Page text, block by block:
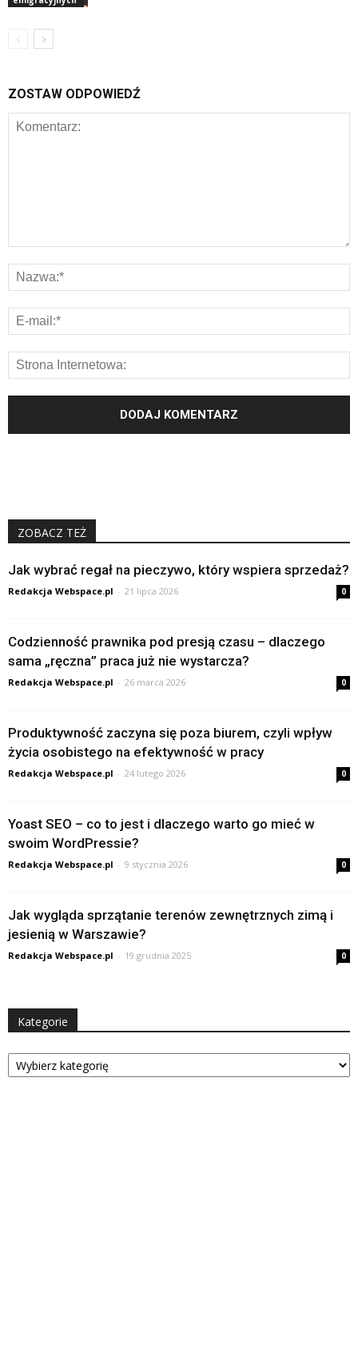
ZOSTAW ODPOWIEDŹ
ZOBACZ TEŻ
Jak wybrać regał na pieczywo, który wspiera sprzedaż?
Redakcja Webspace.pl - 21 lipca 2026 0
Codzienność prawnika pod presją czasu – dlaczego
sama „ręczna” praca już nie wystarcza?
Redakcja Webspace.pl - 26 marca 2026 0
Produktywność zaczyna się poza biurem, czyli wpływ
życia osobistego na efektywność w pracy
Redakcja Webspace.pl - 24 lutego 2026 0
Yoast SEO – co to jest i dlaczego warto go mieć w
swoim WordPressie?
Redakcja Webspace.pl - 9 stycznia 2026 0
Jak wygląda sprzątanie terenów zewnętrznych zimą i
jesienią w Warszawie?
Redakcja Webspace.pl - 19 grudnia 2025 0
Kategorie
Kategorie